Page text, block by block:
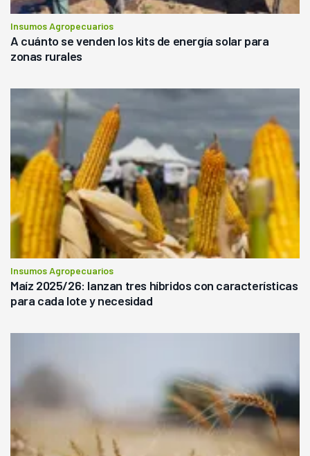
Insumos Agropecuarios
A cuánto se venden los kits de energía solar para
zonas rurales
Insumos Agropecuarios
Maíz 2025/26: lanzan tres híbridos con características
para cada lote y necesidad